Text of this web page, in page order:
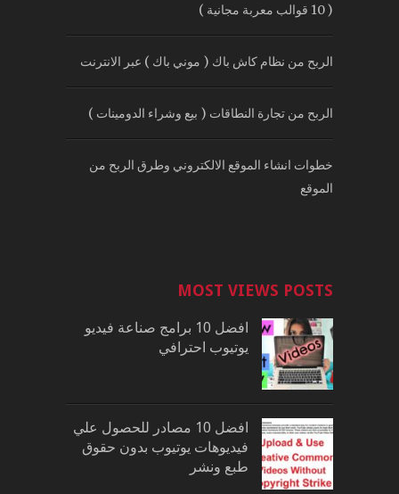
( 10 قوالب معربة مجانية )
الربح من نظام كاش باك ( موني باك ) عبر الانترنت
الربح من تجارة النطاقات ( بيع وشراء الدومينات )
خطوات انشاء الموقع الالكتروني وطرق الربح من
الموقع
MOST VIEWS POSTS
افضل 10 برامج صناعة فيديو
يوتيوب احترافي
افضل 10 مصادر للحصول علي
فيديوهات يوتيوب بدون حقوق
طبع ونشر